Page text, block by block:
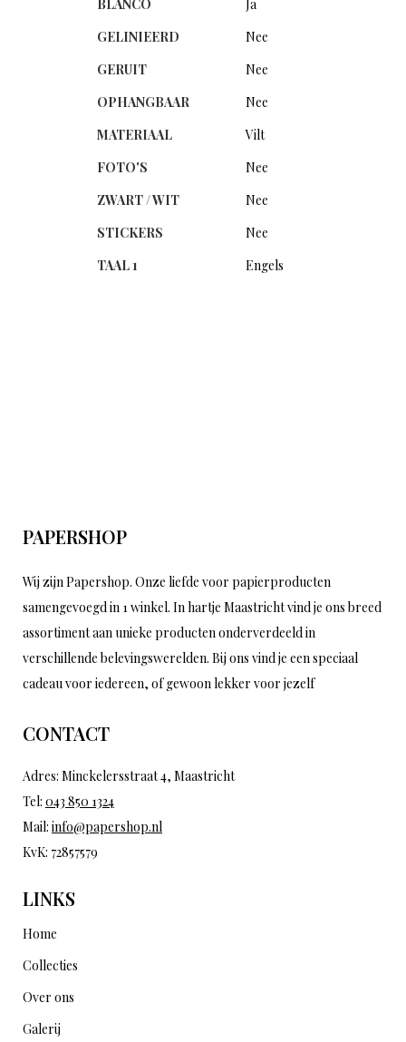
BLANCO
Ja
GELINIEERD
Nee
GERUIT
Nee
OPHANGBAAR
Nee
MATERIAAL
Vilt
FOTO'S
Nee
ZWART / WIT
Nee
STICKERS
Nee
TAAL 1
Engels
PAPERSHOP
Wij zijn Papershop. Onze liefde voor papierproducten
samengevoegd in 1 winkel. In hartje Maastricht vind je ons breed
assortiment aan unieke producten onderverdeeld in
verschillende belevingswerelden. Bij ons vind je een speciaal
cadeau voor iedereen, of gewoon lekker voor jezelf
CONTACT
Adres: Minckelersstraat 4, Maastricht
Tel: 043 850 1324
Mail: info@papershop.nl
KvK: 72857579
LINKS
Home
Collecties
Over ons
Galerij